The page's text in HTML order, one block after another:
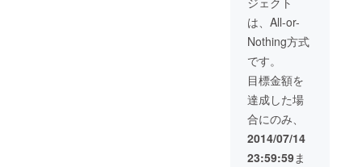
国家機関Ｉ
ＭＲにて効
果テスト終
了
エチオピ
ア、ア
ファール市
にて効果テ
スト終了
は、All-or-
Nothing方式
です。
目標金額を
達成した場
合にのみ、
2014/07/14
23:59:59ま